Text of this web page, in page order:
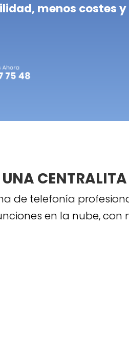
menos costes
UNA
de telefonía
en la nube,